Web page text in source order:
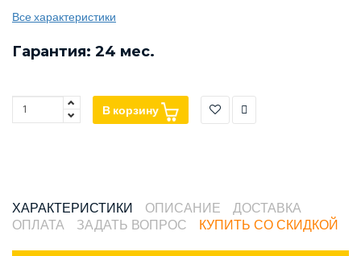
Все характеристики
Гарантия: 24 мес.
В корзину
ХАРАКТЕРИСТИКИ ОПИСАНИЕ
ДОСТАВКА
ОПЛАТА
ЗАДАТЬ ВОПРОС КУПИТЬ СО СКИДКОЙ